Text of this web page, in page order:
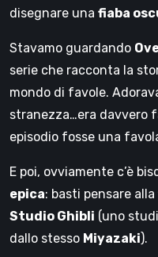
disegnare una fiaba
Stavamo guardando
serie che racconta la
mondo di favole.
stranezza…era davvero
episodio fosse una
E poi, ovviamente c’è
epica: basti pensare
Studio Ghibli (uno
dallo stesso Miyazaki).